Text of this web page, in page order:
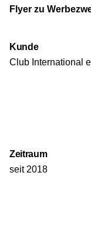
Flyer zu
Kunde
Club International
Zeitraum
seit 2018